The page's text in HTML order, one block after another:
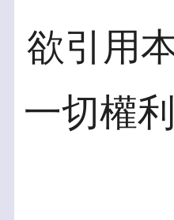
欲引用
一切權